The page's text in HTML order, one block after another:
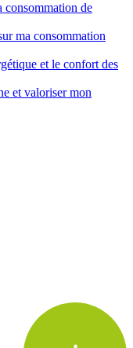
consommation de
ma consommation
et le confort des
et valoriser mon